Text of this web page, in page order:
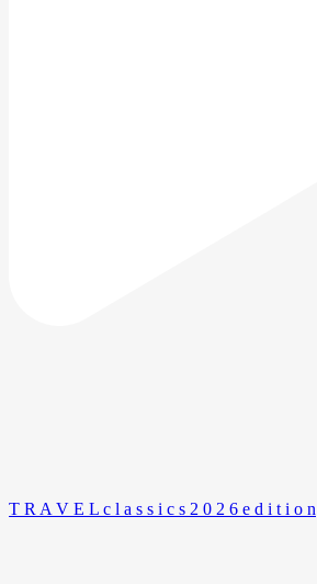
T R A V E L c l a s s i c s 2 0 2 6 e d i t i o n